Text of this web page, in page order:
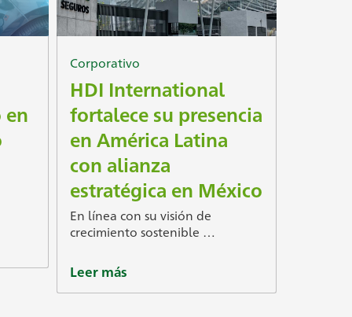
en
Corporativo
HDI International
fortalece su presencia
en América Latina
con alianza
estratégica en México
En línea con su visión de
crecimiento sostenible …
Leer más